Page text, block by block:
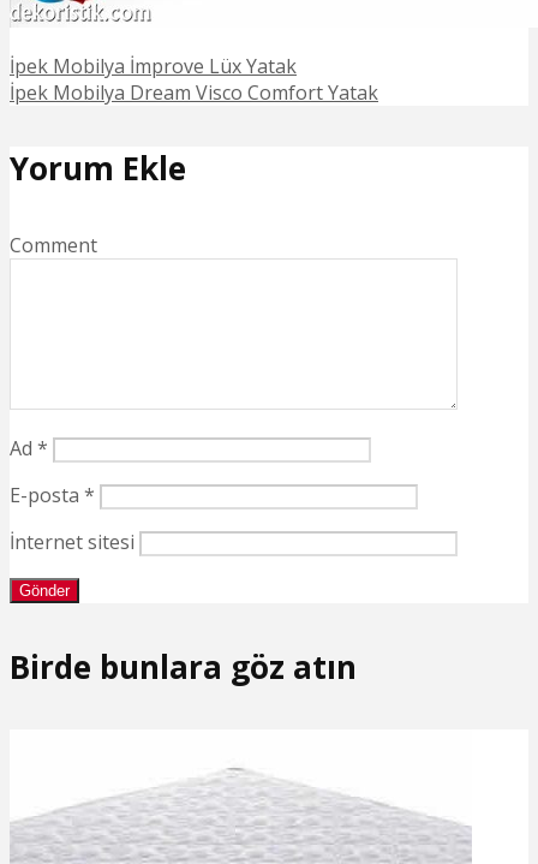
İpek Mobilya İmprove Lüx Yatak
İpek Mobilya Dream Visco Comfort Yatak
Yorum Ekle
Comment
Ad *
E-posta *
İnternet sitesi
Birde bunlara göz atın